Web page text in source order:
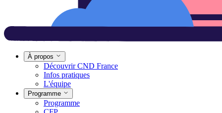
À propos
Découvrir CND France
Infos pratiques
L'équipe
Programme
Programme